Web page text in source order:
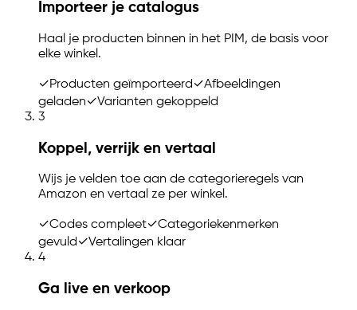
Importeer je catalogus
Haal je producten binnen in het PIM, de basis voor
elke winkel.
✓Producten geïmporteerd ✓Afbeeldingen
geladen✓Varianten gekoppeld
3
Koppel, verrijk en vertaal
Wijs je velden toe aan de categorieregels van
Amazon en vertaal ze per winkel.
✓Codes compleet✓Categoriekenmerken
gevuld✓Vertalingen klaar
4
Ga live en verkoop